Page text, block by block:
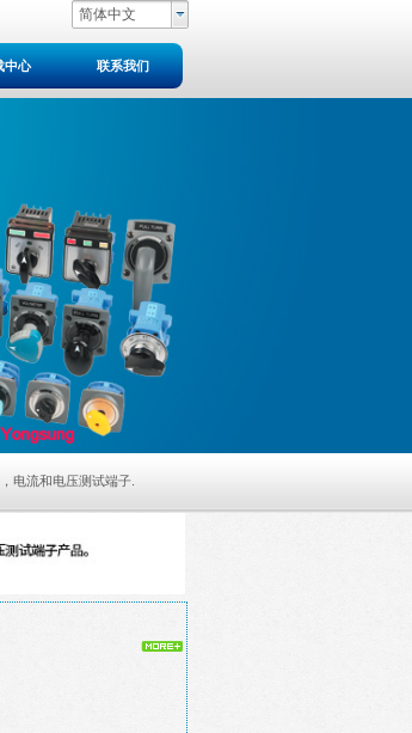
中心 联系我们
电流和电压测试端子
简体中文